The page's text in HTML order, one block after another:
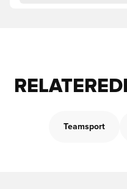
Teamsport